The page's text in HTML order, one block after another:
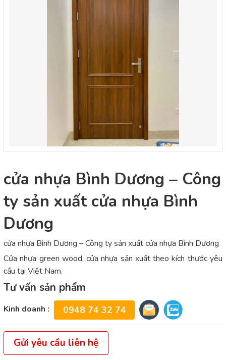
cửa nhựa Bình Dương – Công
ty sản xuất cửa nhựa Bình
Dương
cửa nhựa Bình Dương – Công ty sản xuất cửa nhựa Bình Dương
Cửa nhựa green wood, cửa nhựa sản xuất theo kích thước yêu
cầu tại Việt Nam.
Tư vấn sản phẩm
Kinh doanh : 0948 74 32 74
Gửi yêu cầu liên hệ